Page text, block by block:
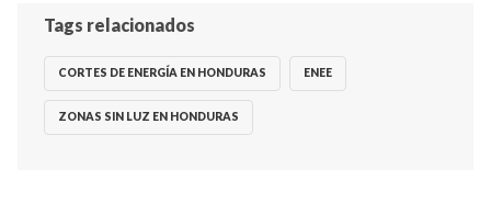
Tags relacionados
CORTES DE ENERGÍA EN HONDURAS ENEE
ZONAS SIN LUZ EN HONDURAS